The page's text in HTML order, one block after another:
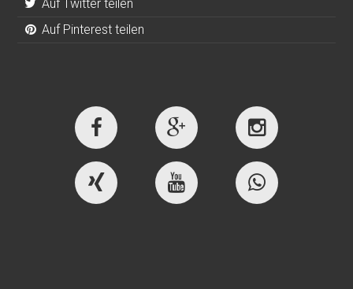
Auf Twitter teilen
Auf Pinterest teilen